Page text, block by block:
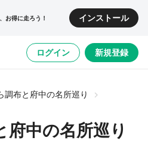
お得に走ろう！ インストール
ログイン 新規登録
調布と府中の名所巡り
府中の名所巡り